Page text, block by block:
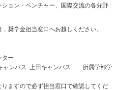
ョン・ベンチャー、国際交流の各分野
奨学金担当窓口へお越しください。
ー
ャンパス･上田キャンパス……所属学部学
ますので必ず担当窓口で確認してくだ